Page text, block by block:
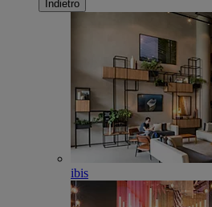
Indietro
ibis